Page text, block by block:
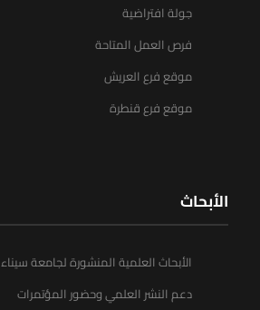
جولة افتراضية
فرص العمل المتاحة
موقع فرع العريش
موقع فرع قنطرة
الأبحاث
الأبحاث العلمية المنشورة لجامعة سيناء
دعم النشر العلمي وحضور المؤتمرات